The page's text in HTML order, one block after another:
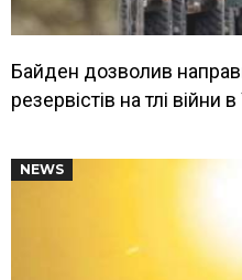
Байден дозволив
резервістів на тлі війни в
NEWS